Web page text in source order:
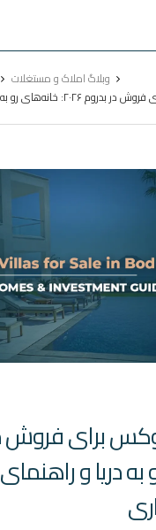
وبلاگ املاک و مستغلات
رو به دریا و راهنمای سرمایه‌گذاری
دریا و راهنمای